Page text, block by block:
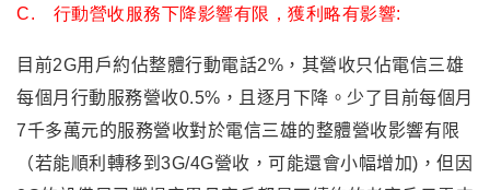
C. 行動營收服務下降影響有限 ， 獲利略有影響:
目前2G用戶約佔整體行動電話2% ， 其營收只佔電信三雄
每個月行動服務營收0.5% ， 且逐月下降 。少了目前每個月
7千多萬元的服務營收對於電信三雄的整體營收影響有限
（若能順利轉移到3G/4G營收 ， 可能還會小幅增加) ， 但因